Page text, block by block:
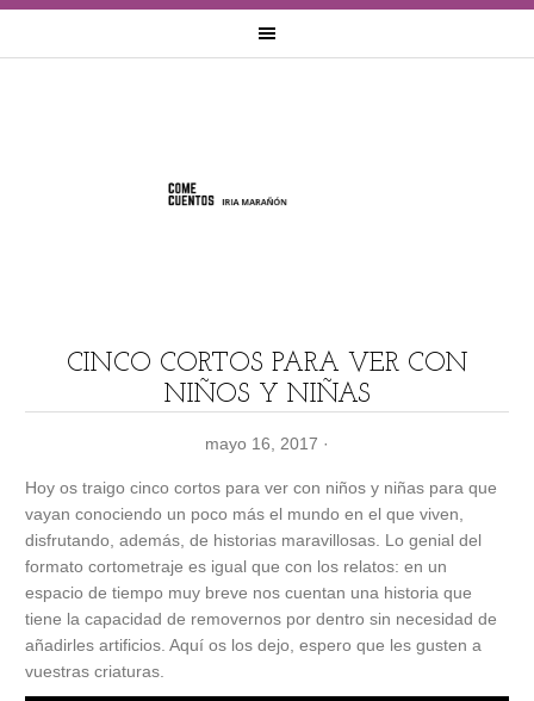
CINCO CORTOS PARA VER CON
NIÑOS Y NIÑAS
mayo 16, 2017 ·
Hoy os traigo cinco cortos para ver con niños y niñas para que
vayan conociendo un poco más el mundo en el que viven,
disfrutando, además, de historias maravillosas. Lo genial del
formato cortometraje es igual que con los relatos: en un
espacio de tiempo muy breve nos cuentan una historia que
tiene la capacidad de removernos por dentro sin necesidad de
añadirles artificios. Aquí os los dejo, espero que les gusten a
vuestras criaturas.